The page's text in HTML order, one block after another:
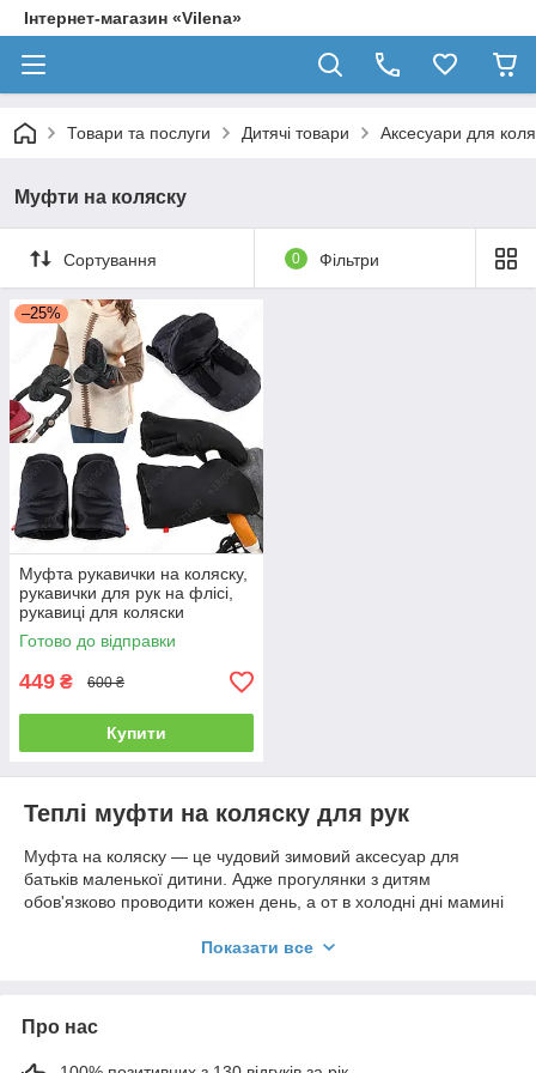
Інтернет-магазин «Vilena»
Товари та послуги Дитячі товари Аксесуари для
Муфти на коляску
Сортування 0 Фільтри
–25%
Муфта рукавички на коляску,
рукавички для рук на флісі,
рукавиці для коляски
Готово до відправки
449 ₴ 600 ₴
Купити
Теплі муфти на коляску для рук
Муфта на коляску — це чудовий зимовий аксесуар для
батьків маленької дитини. Адже прогулянки з дитям
обов'язково проводити кожен день, а от в холодні дні мамині
ручку коляски. Спеціально для цього створені теплі муфточки
такими, які потрібні вашій малечі. Муфта на коляску дуже
зручна у використанні: один раз добре закріпляєте на колясці
і протягом всього холодного сезону вона з вами, тобто забути
Показати все
Про нас